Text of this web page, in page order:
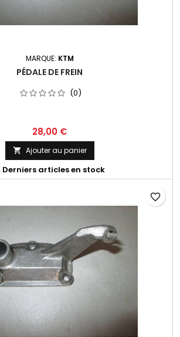
MARQUE: KTM
PÉDALE DE FREIN
(0)
28,00 €
 Ajouter au panier
Derniers articles en stock
favorite_border